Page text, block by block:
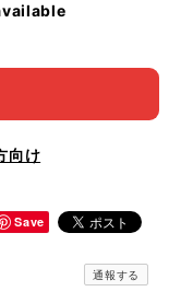
向け
Save
通報する